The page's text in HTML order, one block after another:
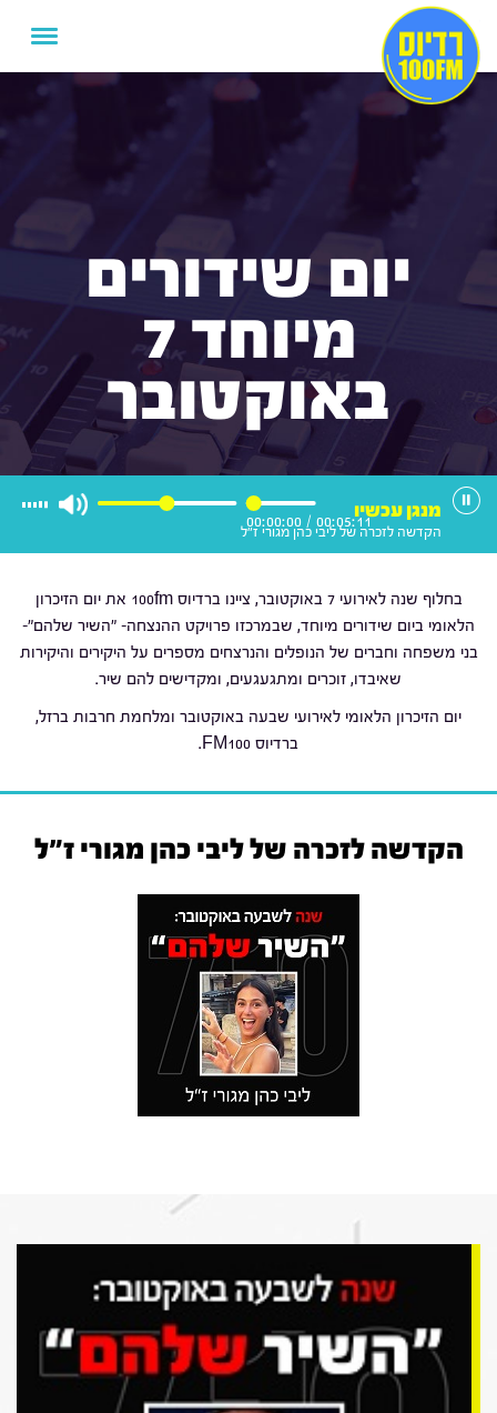
יום שידורים
מיוחד 7
באוקטובר
00:05:11
/
00:00:00
מנגן עכשיו
הקדשה לזכרה של ליבי כהן מגורי ז"ל
בחלוף שנה לאירועי 7 באוקטובר, ציינו ברדיוס 100fm את יום הזיכרון
הלאומי ביום שידורים מיוחד, שבמרכזו פרויקט ההנצחה- "השיר שלהם"-
בני משפחה וחברים של הנופלים והנרצחים מספרים על היקירים והיקירות
שאיבדו, זוכרים ומתגעגעים, ומקדישים להם שיר.
יום הזיכרון הלאומי לאירועי שבעה באוקטובר ומלחמת חרבות ברזל,
ברדיוס FM100.
הקדשה לזכרה של ליבי כהן מגורי ז"ל